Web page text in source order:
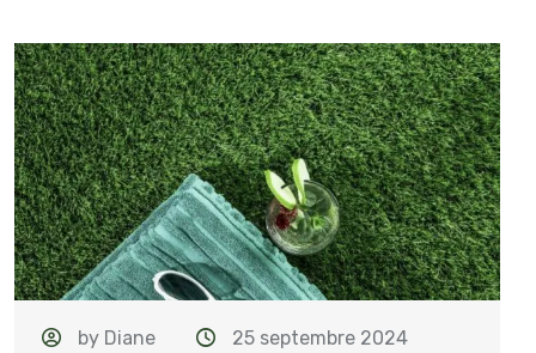
by Diane
25 septembre 2024